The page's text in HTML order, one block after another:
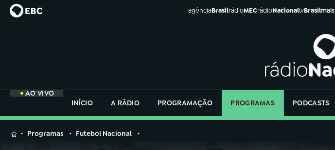
agênciaBrasilrádioMECrádioNacionaltvBrasilmais
AO VIVO
INÍCIO
A RÁDIO PROGRAMAÇÃO PROGRAMAS PODCASTS
MENUProgramas Futebol Nacional